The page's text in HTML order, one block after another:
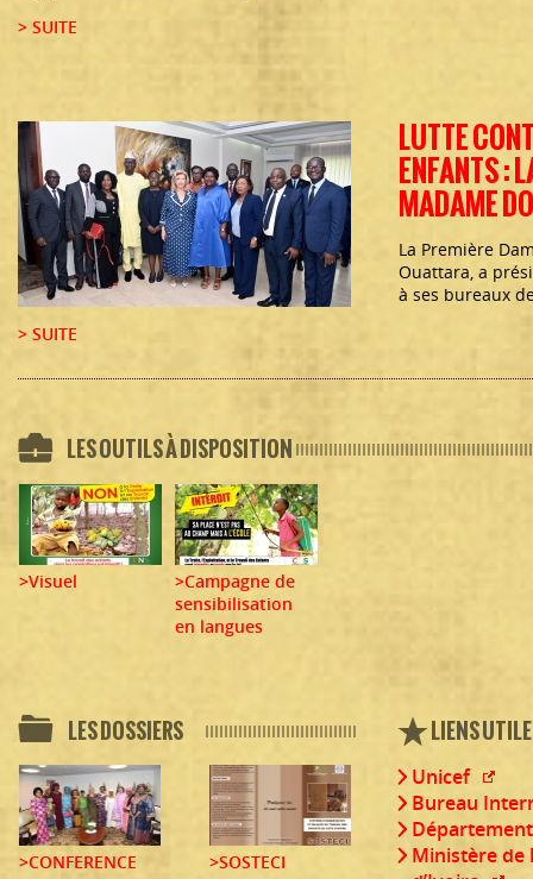
> SUITE
LUTTE
ENFANTS :
MADAME
La Première
Ouattara, a
à ses bureaux
> SUITE
LES OUTILS À DISPOSITION
>Visuel >Campagne de
sensibilisation
en langues
LES DOSSIERS
>CONFERENCE
>SOSTECI
LIENS
Unicef
Bureau
Ministère de